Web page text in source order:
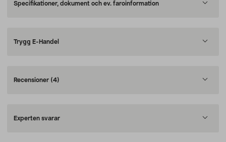
Specifikationer, dokument och ev. faroinformation
Trygg E-Handel
Recensioner (4)
Experten svarar